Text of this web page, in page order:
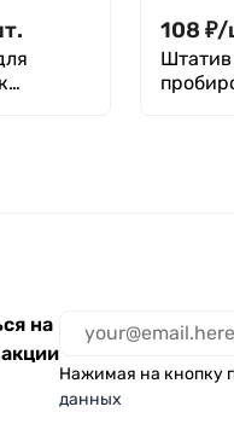
108 ₽/
Штатив
на
Нажимая на кнопку
данных